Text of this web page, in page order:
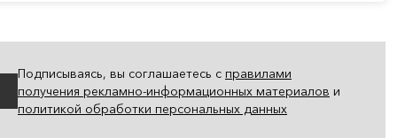
Подписываясь, вы соглашаетесь с правилами
получения рекламно-информационных материалов и
политикой обработки персональных данных